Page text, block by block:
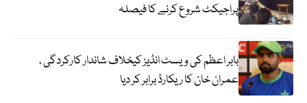
پراجیکٹ شروع کرنے کا فیصلہ
بابر اعظم کی ویسٹ انڈیز کیخلاف شاندار کارکردگی ،
عمران خان کا ریکارڈ برابر کر دیا